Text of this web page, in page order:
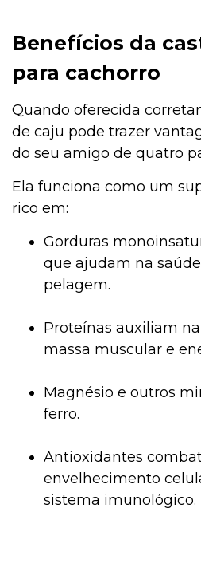
Benefícios da
para cachorro
Quando oferecida
de caju pode trazer
do seu amigo de quatro
Ela funciona como um
rico em:
Gorduras
que ajudam na
pelagem.
Proteínas auxiliam
massa muscular e
Magnésio e outros
ferro.
Antioxidantes
envelhecimento
sistema imunológico.